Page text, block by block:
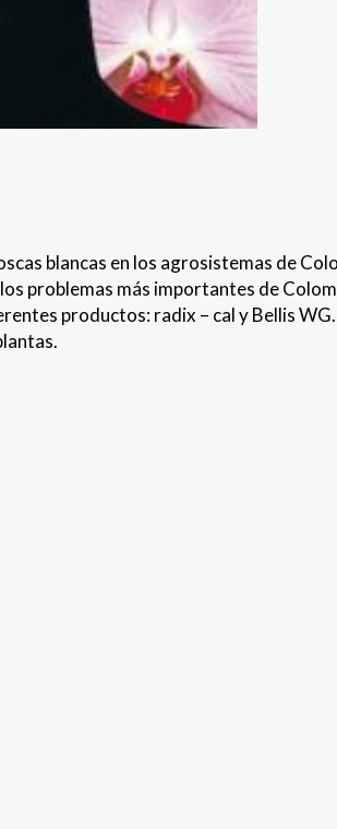
blancas en los agrosistemas de
problemas más importantes de
productos: radix – cal y Bellis WG.